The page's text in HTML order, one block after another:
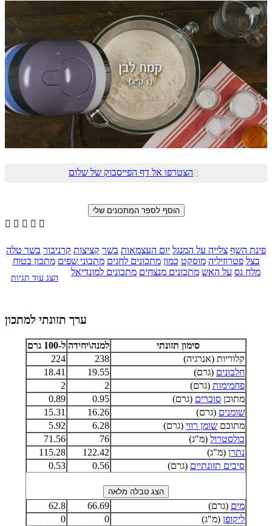
הצטרפו אל דף הפייסבוק של שלום
    
פינת השף צלייה על המנגל יום העצמאות בשר קציצות קרניבור בשר טלה
בצל פטרוזיליה מוסקט כמון מתכונים לחגים מתכוני שפים מתכון בטוח
מלח גס על האש מתכונים מנצחים מתכונים למונדיאל
הצג עוד תגיות
ערך תזונתי למתכון
סימון תזונתי למנה\יחידה ל-100 גרם
קלוריות (אנרגיה)
238
224
חלבונים (גרם) 19.55
18.41
פחמימות (גרם) 2
2
מתוכן סוכרים (גרם) 0.95
0.89
שומנים (גרם) 16.26
15.31
מתוכם שומן רווי (גרם) 6.28
5.92
כולסטרול (מ"ג) 76
71.56
נתרן (מ"ג) 122.42
115.28
סיבים תזונתיים (גרם) 0.56
0.53
מים (גרם) 66.69
62.8
ליקופן (מ"ג) 0
0